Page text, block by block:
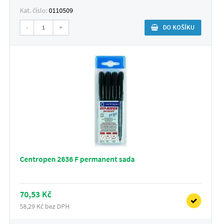
Kat. číslo:0110509
- + DO KOŠÍKU
Centropen 2636 F permanent sada
70,53 Kč
58,29 Kč bez DPH